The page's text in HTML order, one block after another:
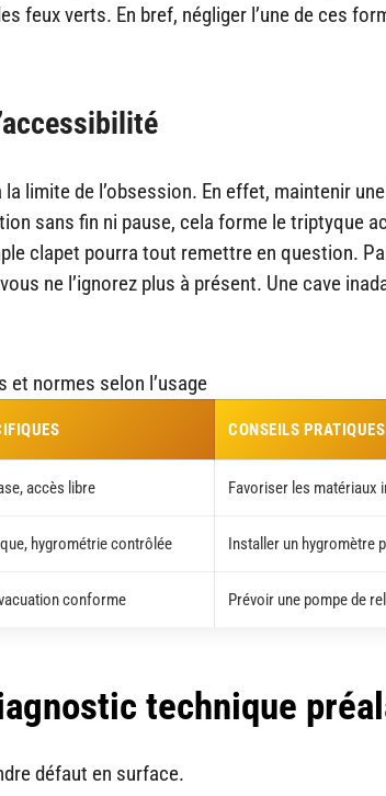
feux verts. En bref, négliger l’une de ces
la limite de l’obsession. En effet, maintenir
sans fin ni pause, cela forme le triptyque
clapet pourra tout remettre en question.
ne l’ignorez plus à présent. Une cave
et normes selon l’usage
CONSEILS PRATIQUES
accès libre Favoriser les matériaux
hygrométrie contrôlée Installer un hygromètre
conforme Prévoir une pompe de
technique
défaut en surface.